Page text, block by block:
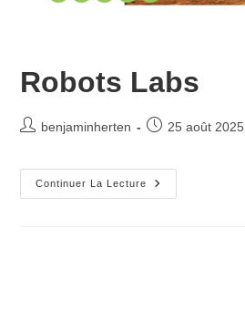
Robots Labs
benjaminherten 25 août 2025
Continuer La Lecture